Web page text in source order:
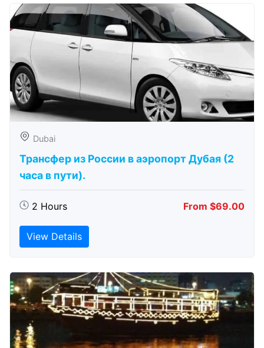
Dubai
Трансфер из России в аэропорт Дубая (2
часа в пути).
2 Hours From $69.00
View Details